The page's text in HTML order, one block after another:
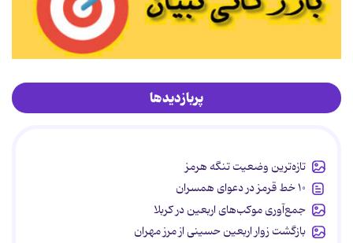
پربازدیدها
تازه‌ترین وضعیت تنگه هرمز
۱۰ خط قرمز در دعوای همسران
جمع‌آوری موکب‌های اربعین در کربلا
بازگشت زوار اربعین حسینی از مرز مهران